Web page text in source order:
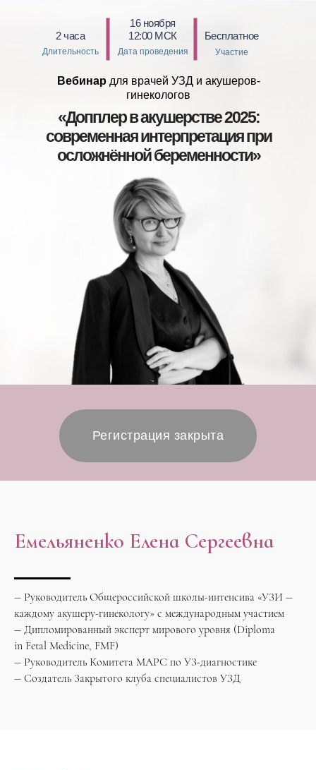
«Допплер в акушерстве 2025:
современная интерпретация при
осложнённой беременности»
Вебинар для врачей УЗД и акушеров-
гинекологов
Регистрация закрыта
16 ноября
12:00 МСК
Дата проведения
Длительность Участие
2 часа Бесплатное
Емельяненко Елена Сергеевна
— Руководитель Общероссийской школы-интенсива «УЗИ —
каждому акушеру-гинекологу» с международным участием
— Дипломированный эксперт мирового уровня (Diploma
in Fetal Medicine, FMF)
— Руководитель Комитета МАРС по УЗ-диагностике
— Создатель Закрытого клуба специалистов УЗД